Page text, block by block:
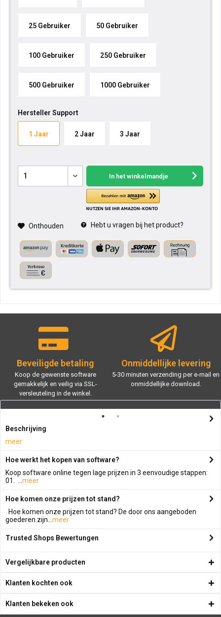
25 Gebruiker 50 Gebruiker
100 Gebruiker 250 Gebruiker
500 Gebruiker 1000 Gebruiker
Hersteller Support
1 Jaar 2 Jaar 3 Jaar
In het winkelmandje
Onthouden Hebt u vragen bij het product?
Beveiligde betaling
Koop de gewenste software
gemakkelijk en veilig via SSL-
versleuteling in de winkel.
Onmiddellijke levering
5-30 minuten verzending per e-mail en
onmiddellijke download.
Beschrijving
meer
Hoe werkt het kopen van software?
Koop software online tegen lage prijzen in 3 eenvoudige stappen:
01. ... meer
Hoe komen onze prijzen tot stand?
Hoe komen onze prijzen tot stand? De door ons aangeboden
goederen zijn... meer
Trusted Shops Bewertungen
Vergelijkbare producten
Klanten kochten ook
Klanten bekeken ook